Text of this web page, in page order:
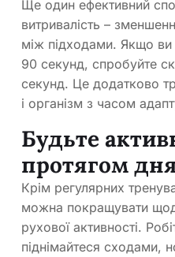
Ще один ефективний
витривалість –
між підходами. Якщо ви
90 секунд, спробуйте
секунд. Це додатково
і організм з часом
Будьте
протягом
Крім регулярних
можна покращувати
рухової активності.
піднімайтеся сходами,